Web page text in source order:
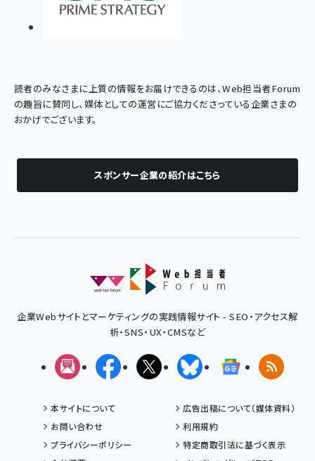
読者のみなさまに上質の情報をお届けできるのは、Web担当者Forum
の趣旨に賛同し、媒体としての運営にご協力くださっている企業さまの
おかげでございます。
スポンサー企業の紹介はこちら
企業Webサイトとマーケティングの実践情報サイト - SEO・アクセス解
析・SNS・UX・CMSなど
メルマガFacebookX(エックス)BlueskyGoogleニュ
RSS
本サイトについて
広告出稿について（媒体資料）
お問い合わせ
利用規約
プライバシーポリシー
特定商取引法に基づく表示